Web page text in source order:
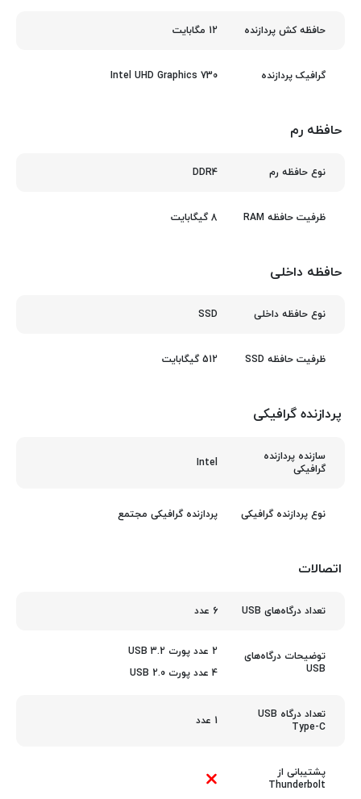
حافظه کش پردازنده 12 مگابایت
گرافیک پردازنده Intel UHD Graphics 730
حافظه رم
نوع حافظه رم DDR4
ظرفیت حافظه RAM 8 گیگابایت
حافظه داخلی
نوع حافظه داخلی SSD
ظرفیت حافظه SSD 512 گیگابایت
پردازنده گرافیکی
سازنده پردازنده
گرافیکی
Intel
نوع پردازنده گرافیکی پردازنده گرافیکی مجتمع
اتصالات
تعداد درگاه‌های USB 6 عدد
توضیحات درگاه‌های
USB
2 عدد پورت USB 3.2
4 عدد پورت USB 2.0
تعداد درگاه USB
Type-C
1 عدد
پشتیبانی از
Thunderbolt